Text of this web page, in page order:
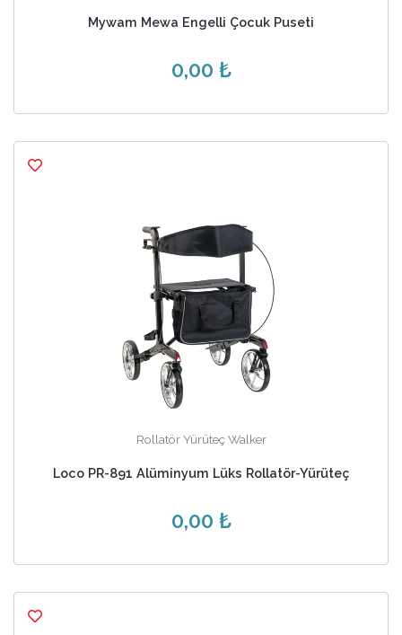
Mywam Mewa Engelli Çocuk Puseti
0,00 ₺
Rollatör Yürüteç Walker
Loco PR-891 Alüminyum Lüks Rollatör-Yürüteç
0,00 ₺